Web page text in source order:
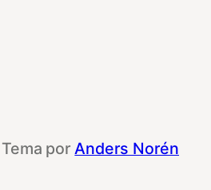
Tema porAnders Norén